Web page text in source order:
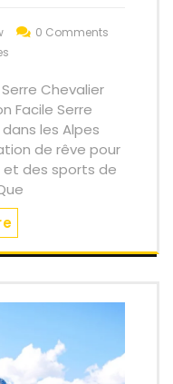
0 Comments
Chevalier
Facile Serre
les Alpes
de rêve pour
et des sports de